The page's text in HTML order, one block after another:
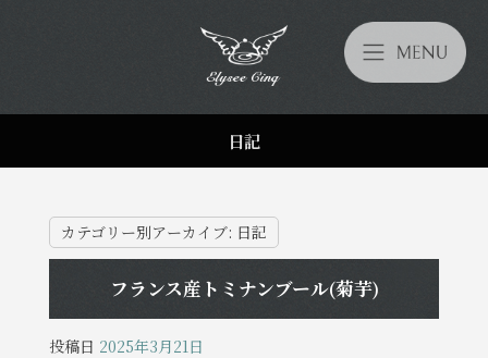
日記
カテゴリー別アーカイブ: 日記
フランス産トミナンブール(菊芋)
投稿日 2025年3月21日